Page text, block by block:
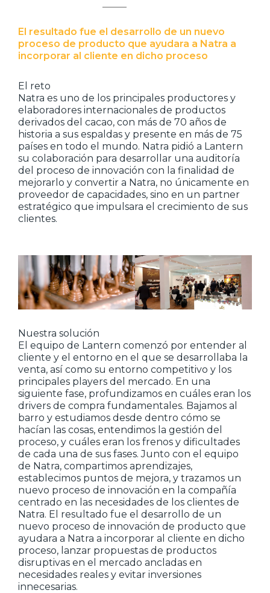
El resultado fue el desarrollo de un nuevo
proceso de producto que ayudara a Natra a
incorporar al cliente en dicho proceso
El reto
Natra es uno de los principales productores y
elaboradores internacionales de productos
derivados del cacao, con más de 70 años de
historia a sus espaldas y presente en más de 75
países en todo el mundo. Natra pidió a Lantern
su colaboración para desarrollar una auditoría
del proceso de innovación con la finalidad de
mejorarlo y convertir a Natra, no únicamente en
proveedor de capacidades, sino en un partner
estratégico que impulsara el crecimiento de sus
clientes.
Nuestra solución
El equipo de Lantern comenzó por entender al
cliente y el entorno en el que se desarrollaba la
venta, así como su entorno competitivo y los
principales players del mercado. En una
siguiente fase, profundizamos en cuáles eran los
drivers de compra fundamentales. Bajamos al
barro y estudiamos desde dentro cómo se
hacían las cosas, entendimos la gestión del
proceso, y cuáles eran los frenos y dificultades
de cada una de sus fases. Junto con el equipo
de Natra, compartimos aprendizajes,
establecimos puntos de mejora, y trazamos un
nuevo proceso de innovación en la compañía
centrado en las necesidades de los clientes de
Natra. El resultado fue el desarrollo de un
nuevo proceso de innovación de producto que
ayudara a Natra a incorporar al cliente en dicho
proceso, lanzar propuestas de productos
disruptivas en el mercado ancladas en
necesidades reales y evitar inversiones
innecesarias.